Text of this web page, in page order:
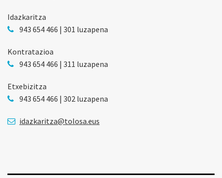
Idazkaritza
943 654 466 | 301 luzapena
Kontratazioa
943 654 466 | 311 luzapena
Etxebizitza
943 654 466 | 302 luzapena
idazkaritza@tolosa.eus